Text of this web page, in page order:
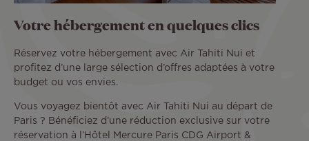
Votre hébergement en quelques clics
Réservez votre hébergement avec Air Tahiti Nui et
profitez d’une large sélection d’offres adaptées à votre
budget ou vos envies.
Vous voyagez bientôt avec Air Tahiti Nui au départ de
Paris ? Bénéficiez d’une réduction exclusive sur votre
réservation à l’Hôtel Mercure Paris CDG Airport &